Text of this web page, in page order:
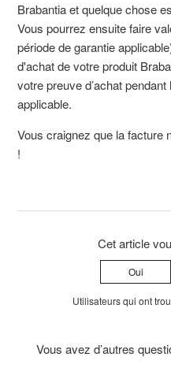
Brabantia et quelque chose
Vous pourrez ensuite faire
période de garantie
d'achat de votre produit
votre preuve d’achat
applicable.
Vous craignez que la facture
!
Cet article
Oui
Utilisateurs qui ont
Vous avez d’autres